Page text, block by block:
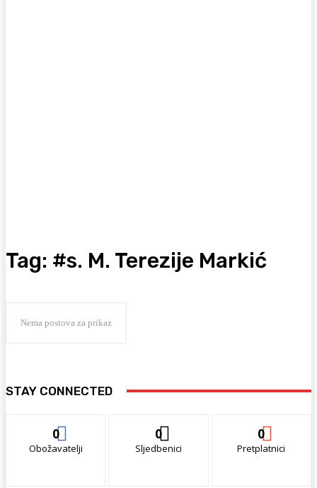
Tag: #s. M. Terezije Markić
Nema postova za prikaz
STAY CONNECTED
0
Obožavatelji
0
Sljedbenici
0
Pretplatnici